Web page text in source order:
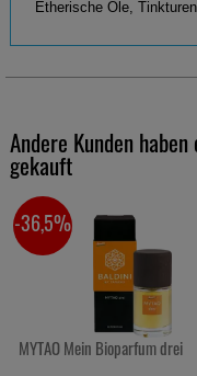
Etherische Öle,
Andere Kunden
gekauft
MYTAO Mein Bioparfum drei
-36,5%